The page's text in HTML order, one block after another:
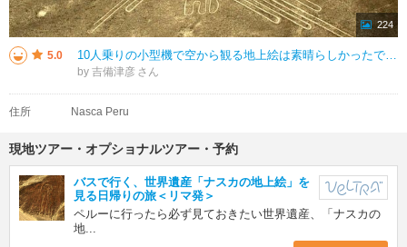
224
5.0 10人乗りの小型機で空から観る地上絵は素晴らしかったです。ピスコ空港から30分かけてナスカの地上絵に向かいます。事前に地上絵のパンフレットをもらって現地ガイドから説明を受けていましたがここが地上絵と判る目印などはないので地
by 吉備津彦
住所 Nasca Peru
現地ツアー・オプショナルツアー・予約
バスで行く、世界遺産「ナスカの地上絵」を
見る日帰りの旅＜リマ発＞
ペルーに行ったら必ず見ておきたい世界遺産、「ナスカの
地...